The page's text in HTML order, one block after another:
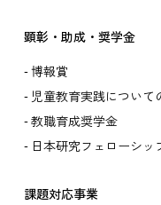
顕彰・助成・奨学金
博報賞
児童教育実践について
教職育成奨学金
日本研究フェローシッ
課題対応事業